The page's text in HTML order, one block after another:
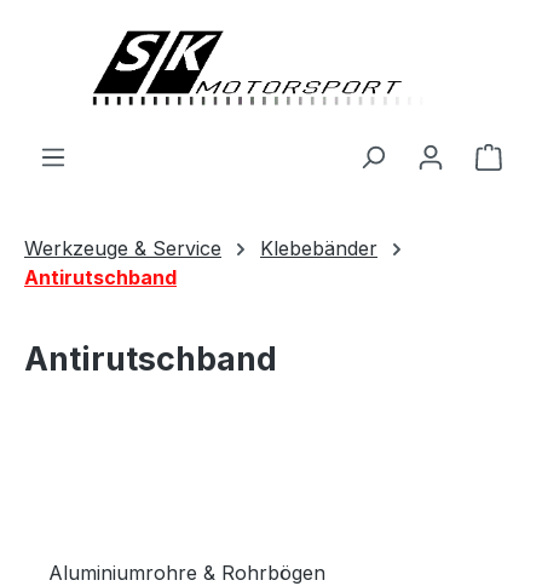
Werkzeuge & Service
Klebebänder
Antirutschband
Antirutschband
Aluminiumrohre & Rohrbögen